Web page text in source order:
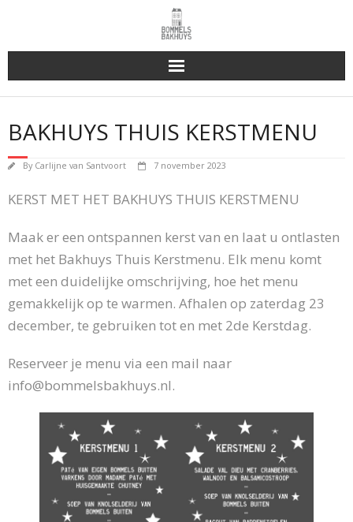
Bakhuys Buiten, verleden heden toekomst
Reserveren & Bestellen
BAKHUYS THUIS KERSTMENU
By Carlijne van Santvoort 7 november 2023
KERST MET HET BAKHUYS THUIS KERSTMENU
Maak er een ontspannen kerst van en laat u ontlasten
met het Bakhuys Thuis Kerstmenu. Elk menu komt
met een duidelijke omschrijving, hoe het menu
gemakkelijk op te warmen. Afhalen op zaterdag 23
december, te gebruiken tot en met 2de Kerstdag.
Reserveer je menu via een mail naar
info@bommelsbakhuys.nl.